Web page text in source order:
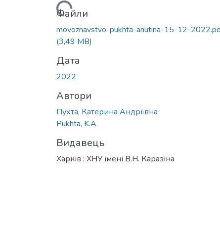
Вантажиться...Файли
movoznavstvo-pukhta-anutina-15-12-
(3,49 MB)
Дата
2022
Автори
Пухта, Катерина Андріївна
Pukhta, K.A.
Видавець
Харків : ХНУ імені В.Н. Каразіна